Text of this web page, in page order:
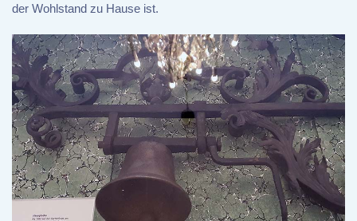
der Wohlstand zu Hause ist.